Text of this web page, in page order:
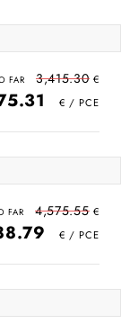
3,415.30
4,575.55